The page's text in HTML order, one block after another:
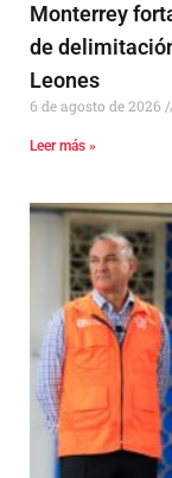
Monterrey
de
Leones
6 de agosto de 2026
Leer más »